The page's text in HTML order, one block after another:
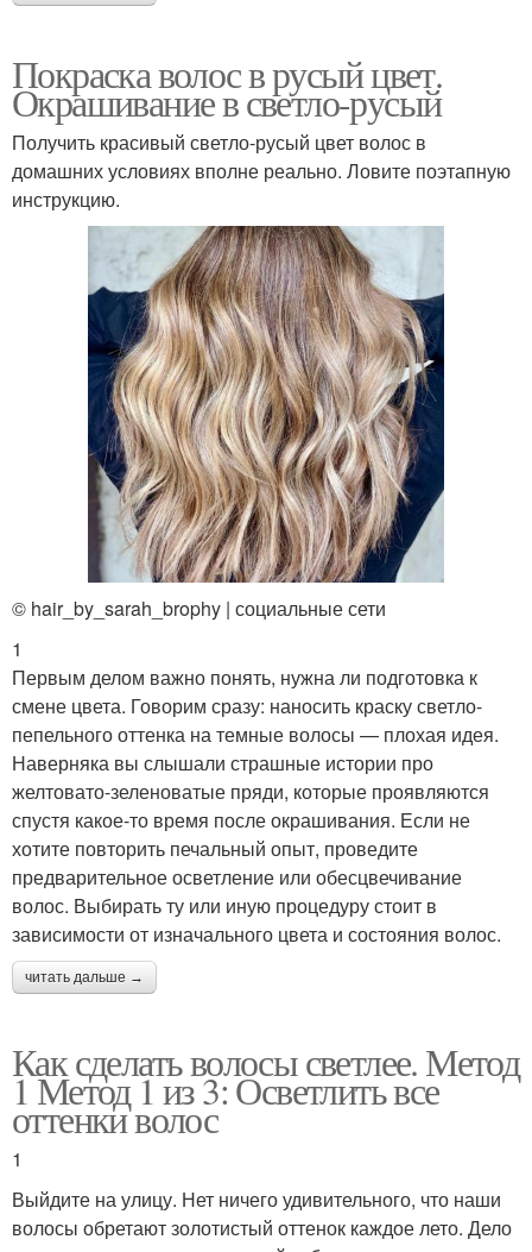
Покраска волос в русый цвет.
Окрашивание в светло-русый
Получить красивый светло-русый цвет волос в
домашних условиях вполне реально. Ловите поэтапную
инструкцию.
© hair_by_sarah_brophy | социальные сети
1
Первым делом важно понять, нужна ли подготовка к
смене цвета. Говорим сразу: наносить краску светло-
пепельного оттенка на темные волосы — плохая идея.
Наверняка вы слышали страшные истории про
желтовато-зеленоватые пряди, которые проявляются
спустя какое-то время после окрашивания. Если не
хотите повторить печальный опыт, проведите
предварительное осветление или обесцвечивание
волос. Выбирать ту или иную процедуру стоит в
зависимости от изначального цвета и состояния волос.
читать дальше →
Как сделать волосы светлее. Метод
1 Метод 1 из 3: Осветлить все
оттенки волос
1
Выйдите на улицу. Нет ничего удивительного, что наши
волосы обретают золотистый оттенок каждое лето. Дело